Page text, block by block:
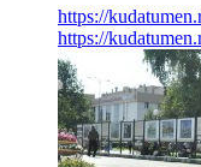
https://
https://